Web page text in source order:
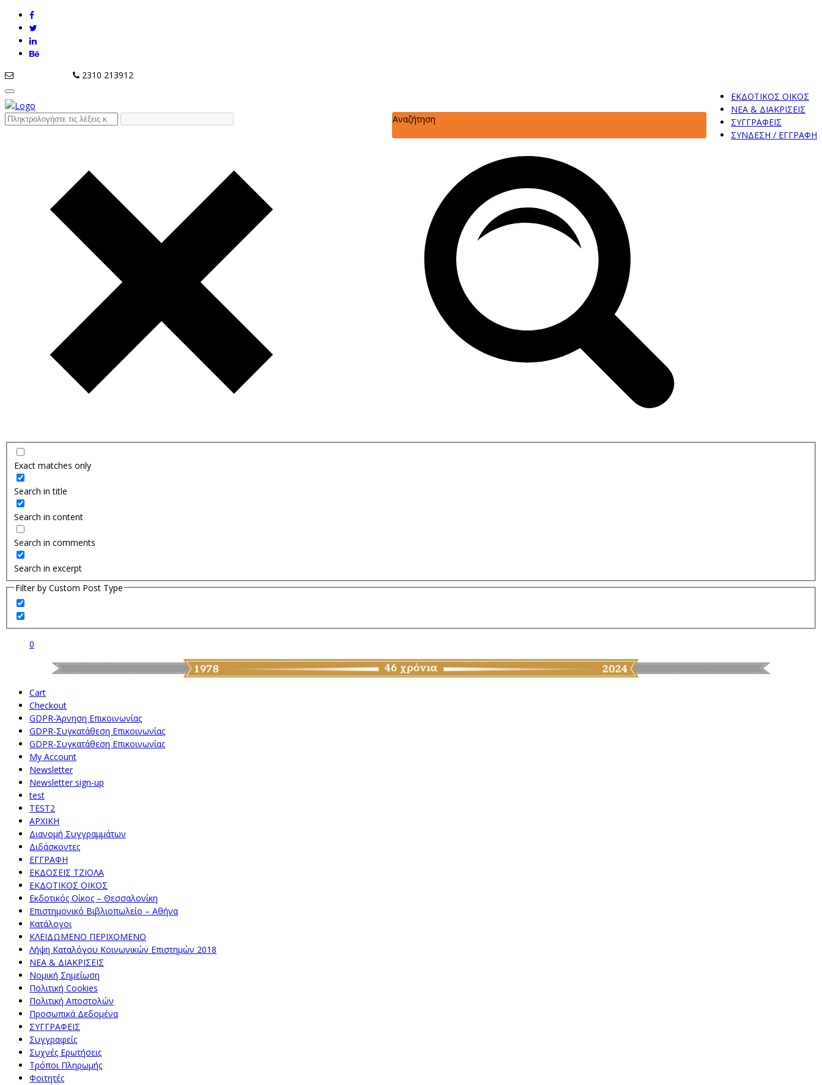
2310 213912
ΕΚΔΟΤΙΚΟΣ ΟΙΚΟΣ
ΝΕΑ & ΔΙΑΚΡΙΣΕΙΣ
ΣΥΓΓΡΑΦΕΙΣ
ΣΥΝΔΕΣΗ / ΕΓΓΡΑΦΗ
Αναζήτηση
Exact matches only
Search in title
Search in content
Search in comments
Search in excerpt
Filter by Custom Post Type
0
Cart
Checkout
GDPR-Άρνηση Επικοινωνίας
GDPR-Συγκατάθεση Επικοινωνίας
GDPR-Συγκατάθεση Επικοινωνίας
My Account
Newsletter
Newsletter sign-up
test
TEST2
ΑΡΧΙΚΗ
Διανομή Συγγραμμάτων
Διδάσκοντες
ΕΓΓΡΑΦΗ
ΕΚΔΟΣΕΙΣ ΤΖΙΟΛΑ
ΕΚΔΟΤΙΚΟΣ ΟΙΚΟΣ
Εκδοτικός Οίκος – Θεσσαλονίκη
Επιστημονικό Βιβλιοπωλείο – Αθήνα
Κατάλογοι
ΚΛΕΙΔΩΜΕΝΟ ΠΕΡΙΧΟΜΕΝΟ
Λήψη Καταλόγου Κοινωνικών Επιστημών 2018
ΝΕΑ & ΔΙΑΚΡΙΣΕΙΣ
Νομική Σημείωση
Πολιτική Cookies
Πολιτική Αποστολών
Προσωπικά Δεδομένα
ΣΥΓΓΡΑΦΕΙΣ
Συγγραφείς
Συχνές Ερωτήσεις
Τρόποι Πληρωμής
Φοιτητές